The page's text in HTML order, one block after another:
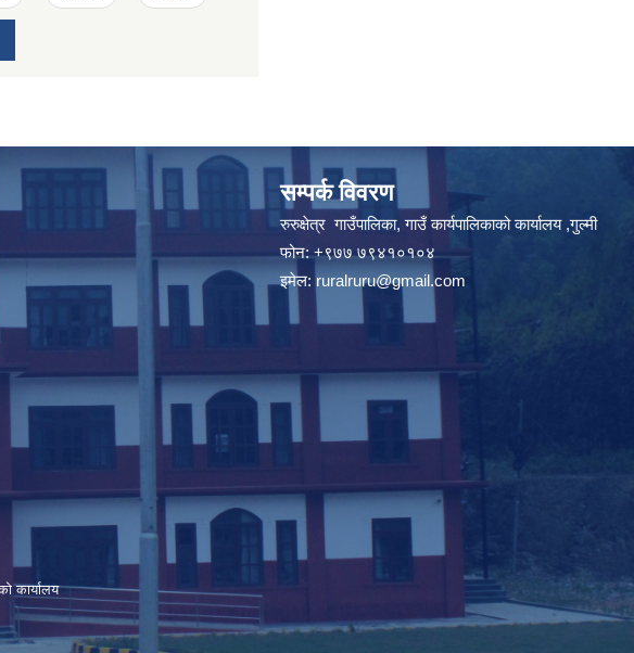
सम्पर्क विवरण
रुरुक्षेत्र गाउँपालिका, गाउँ कार्यपालिकाको कार्यालय ,गुल्मी
फोन: +९७७ ७९४१०१०४
इमेल: ruralruru@gmail.com
कार्यालय